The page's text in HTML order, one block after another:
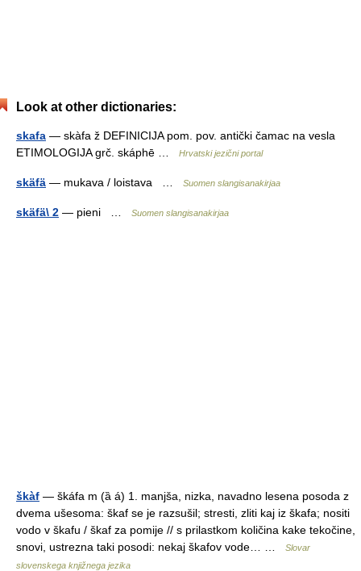
Look at other dictionaries:
skafa — skàfa ž DEFINICIJA pom. pov. antički čamac na vesla
ETIMOLOGIJA grč. skáphē …
Hrvatski jezični portal
skäfä — mukava / loistava … Suomen slangisanakirjaa
skäfä\ 2 — pieni … Suomen slangisanakirjaa
škàf — škáfa m (ȁ á) 1. manjša, nizka, navadno lesena posoda z
dvema ušesoma: škaf se je razsušil; stresti, zliti kaj iz škafa; nositi
vodo v škafu / škaf za pomije // s prilastkom količina kake tekočine,
snovi, ustrezna taki posodi: nekaj škafov vode… …
Slovar
slovenskega knjižnega jezika